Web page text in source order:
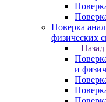
Поверка
физических
Назад
и